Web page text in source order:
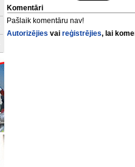
Komentāri
Pašlaik komentāru nav!
Autorizējies vaireģistrējies, lai